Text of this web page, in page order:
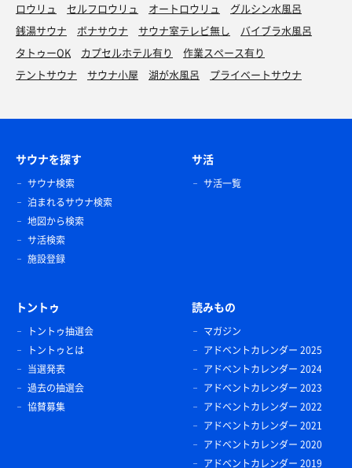
ロウリュ セルフロウリュ オートロウリュ
グルシン水風呂
銭湯サウナ
ボナサウナ サウナ室テレビ無し
バイブラ水風呂
タトゥーOK
カプセルホテル有り
作業スペース有り
テントサウナ
サウナ小屋 湖が水風呂 プライベートサウナ
サウナを探す
サウナ検索
泊まれるサウナ検索
地図から検索
サ活検索
施設登録
サ活
サ活一覧
トントゥ
トントゥ抽選会
トントゥとは
当選発表
過去の抽選会
協賛募集
読みもの
マガジン
アドベントカレンダー 2025
アドベントカレンダー 2024
アドベントカレンダー 2023
アドベントカレンダー 2022
アドベントカレンダー 2021
アドベントカレンダー 2020
アドベントカレンダー 2019